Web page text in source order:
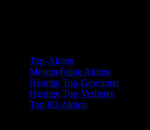
Top-Aktien
Meistgefolgte Aktien
Heutige Top-Gewinner
Heutige Top-Verlierer
Top KI-Aktien